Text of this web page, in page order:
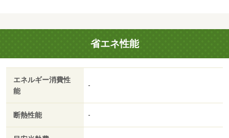
タッフと一緒にお部屋を探しましょう！！・バイク置場：
省エネ性能
エネルギー消費性
能
-
断熱性能 -